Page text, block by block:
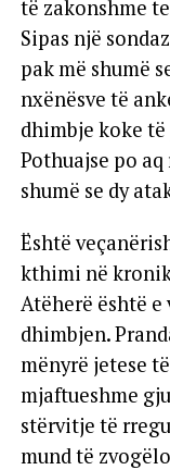
të zakonshme
Sipas një
pak më shumë
nxënësve të
dhimbje koke
Pothuajse po
shumë se dy
Është
kthimi në
Atëherë është e
dhimbjen.
mënyrë jetese
mjaftueshme
stërvitje të
mund të